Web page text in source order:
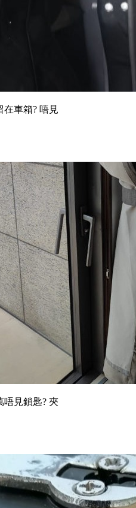
在車箱? 唔見
唔見鎖匙? 夾